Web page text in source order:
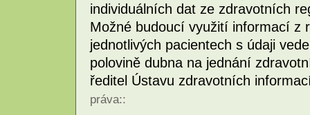
individuálních dat ze zdravotních
Možné budoucí využití informací z
jednotlivých pacientech s údaji
polovině dubna na jednání
ředitel Ústavu zdravotních
práva::